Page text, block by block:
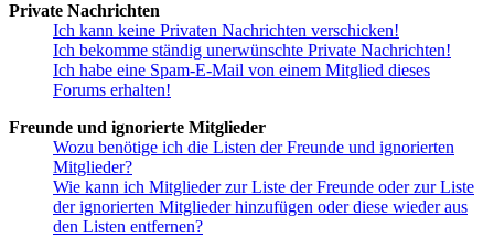
Private Nachrichten
Ich kann keine Privaten Nachrichten verschicken!
Ich bekomme ständig unerwünschte Private Nachrichten!
Ich habe eine Spam-E-Mail von einem Mitglied dieses
Forums erhalten!
Freunde und ignorierte Mitglieder
Wozu benötige ich die Listen der Freunde und ignorierten
Mitglieder?
Wie kann ich Mitglieder zur Liste der Freunde oder zur Liste
der ignorierten Mitglieder hinzufügen oder diese wieder aus
den Listen entfernen?